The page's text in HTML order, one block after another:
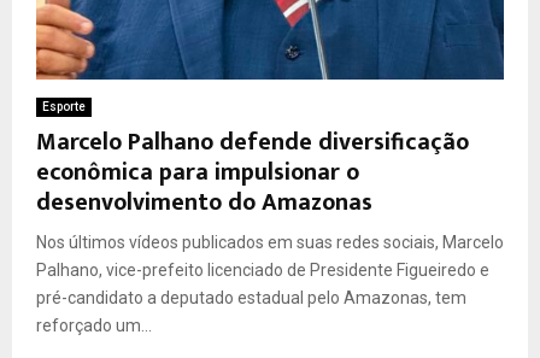
Esporte
Marcelo Palhano defende diversificação
econômica para impulsionar o
desenvolvimento do Amazonas
Nos últimos vídeos publicados em suas redes sociais, Marcelo
Palhano, vice-prefeito licenciado de Presidente Figueiredo e
pré-candidato a deputado estadual pelo Amazonas, tem
reforçado um...